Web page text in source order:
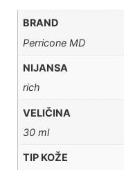
BRAND
Perricone MD
NIJANSA
rich
VELIČINA
30 ml
TIP KOŽE